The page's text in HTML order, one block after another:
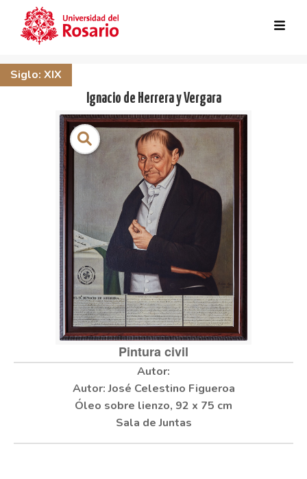
Skip to main content
Siglo: XIX
Ignacio de Herrera y Vergara
Pintura civil
Autor: José Celestino Figueroa
Óleo sobre lienzo, 92 x 75 cm
Sala de Juntas